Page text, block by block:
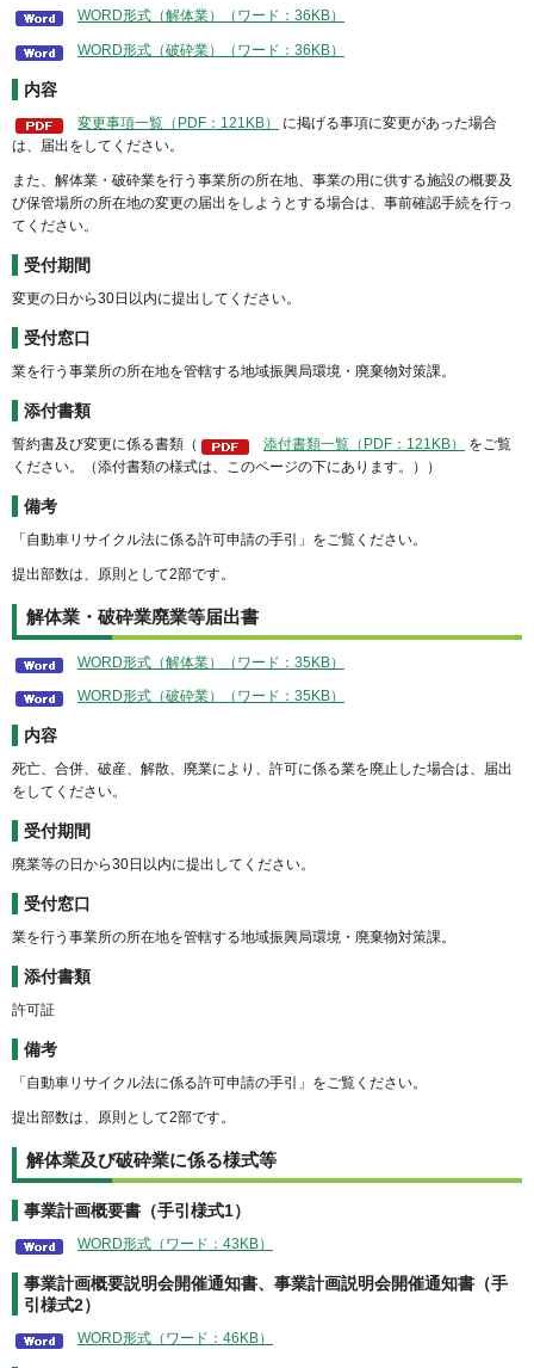
WORD形式（解体業）（ワード：36KB）
WORD形式（破砕業）（ワード：36KB）
内容
変更事項一覧（PDF：121KB）
に掲げる事項に変更があった場合
は、届出をしてください。
また、解体業・破砕業を行う事業所の所在地、事業の用に供する施設の概要及
び保管場所の所在地の変更の届出をしようとする場合は、事前確認手続を行っ
てください。
受付期間
変更の日から30日以内に提出してください。
受付窓口
業を行う事業所の所在地を管轄する地域振興局環境・廃棄物対策課。
添付書類
誓約書及び変更に係る書類（ 添付書類一覧（PDF：121KB）
をご覧
ください。（添付書類の様式は、このページの下にあります。））
備考
「自動車リサイクル法に係る許可申請の手引」をご覧ください。
提出部数は、原則として2部です。
解体業・破砕業廃業等届出書
WORD形式（解体業）（ワード：35KB）
WORD形式（破砕業）（ワード：35KB）
内容
死亡、合併、破産、解散、廃業により、許可に係る業を廃止した場合は、届出
をしてください。
受付期間
廃業等の日から30日以内に提出してください。
受付窓口
業を行う事業所の所在地を管轄する地域振興局環境・廃棄物対策課。
添付書類
許可証
備考
「自動車リサイクル法に係る許可申請の手引」をご覧ください。
提出部数は、原則として2部です。
解体業及び破砕業に係る様式等
事業計画概要書（手引様式1）
WORD形式（ワード：43KB）
事業計画概要説明会開催通知書、事業計画説明会開催通知書（手
引様式2）
WORD形式（ワード：46KB）